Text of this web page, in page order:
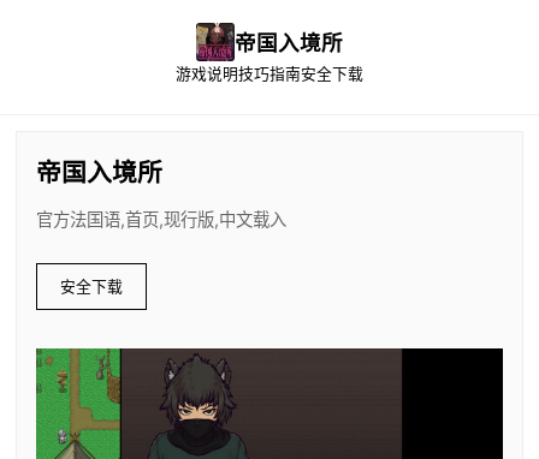
帝国入境所
游戏说明技巧指南安全下载
帝国入境所
官方法国语,首页,现行版,中文载入
安全下载